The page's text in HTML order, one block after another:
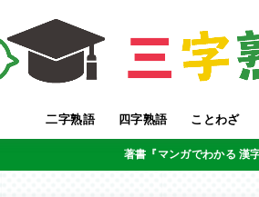
二字熟語 四字熟語 ことわざ
著書『マンガでわかる 漢